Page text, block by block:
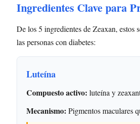
Ingredientes Clave para
De los 5 ingredientes de Zeaxan, estos
las personas con diabetes:
Luteína
Compuesto activo: luteína y
Mecanismo: Pigmentos maculares